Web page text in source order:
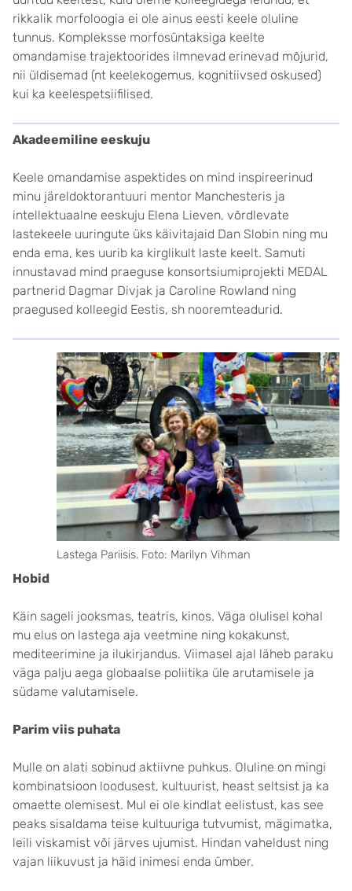
rikkalik morfoloogia ei ole ainus eesti keele oluline
tunnus. Kompleksse morfosüntaksiga keelte
omandamise trajektoorides ilmnevad erinevad mõjurid,
nii üldisemad (nt keelekogemus, kognitiivsed oskused)
kui ka keelespetsiifilised.
Akadeemiline eeskuju
Keele omandamise aspektides on mind inspireerinud
minu järeldoktorantuuri mentor Manchesteris ja
intellektuaalne eeskuju Elena Lieven, võrdlevate
lastekeele uuringute üks käivitajaid Dan Slobin ning mu
enda ema, kes uurib ka kirglikult laste keelt. Samuti
innustavad mind praeguse konsortsiumiprojekti MEDAL
partnerid Dagmar Divjak ja Caroline Rowland ning
praegused kolleegid Eestis, sh nooremteadurid.
Lastega Pariisis. Foto: Marilyn Vihman
Hobid
Käin sageli jooksmas, teatris, kinos. Väga olulisel kohal
mu elus on lastega aja veetmine ning kokakunst,
mediteerimine ja ilukirjandus. Viimasel ajal läheb paraku
väga palju aega globaalse poliitika üle arutamisele ja
südame valutamisele.
Parim viis puhata
Mulle on alati sobinud aktiivne puhkus. Oluline on mingi
kombinatsioon loodusest, kultuurist, heast seltsist ja ka
omaette olemisest. Mul ei ole kindlat eelistust, kas see
peaks sisaldama teise kultuuriga tutvumist, mägimatka,
leili viskamist või järves ujumist. Hindan vaheldust ning
vajan liikuvust ja häid inimesi enda ümber.